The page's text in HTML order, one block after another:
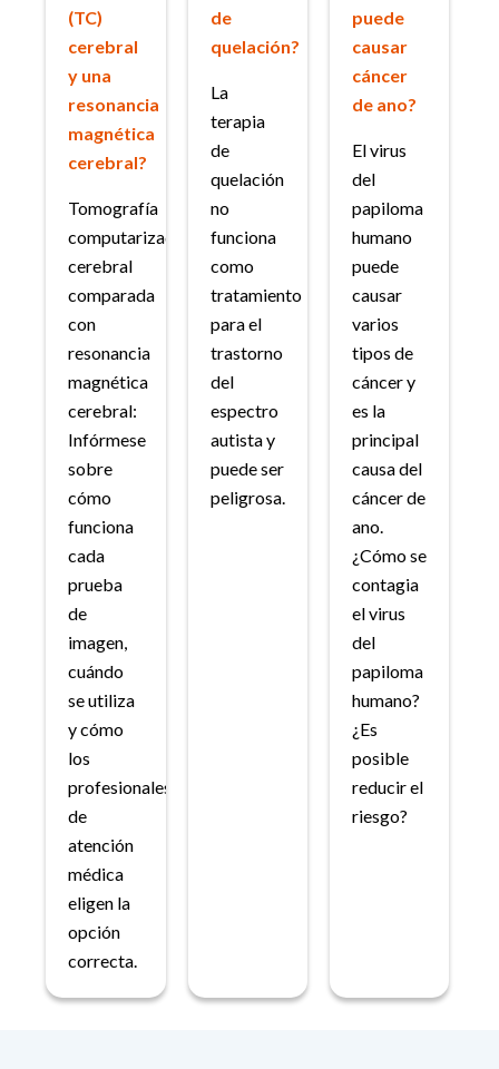
(TC)
cerebral
y una
resonancia
magnética
cerebral?
Tomografía
computarizada
cerebral
comparada
con
resonancia
magnética
cerebral:
Infórmese
sobre
cómo
funciona
cada
prueba
de
imagen,
cuándo
se utiliza
y cómo
los
profesionales
de
atención
médica
eligen la
opción
correcta.
de
quelación?
La
terapia
de
quelación
no
funciona
como
tratamiento
para el
trastorno
del
espectro
autista y
puede ser
peligrosa.
puede
causar
cáncer
de ano?
El virus
del
papiloma
humano
puede
causar
varios
tipos de
cáncer y
es la
principal
causa del
cáncer de
ano.
¿Cómo se
contagia
el virus
del
papiloma
humano?
¿Es
posible
reducir el
riesgo?